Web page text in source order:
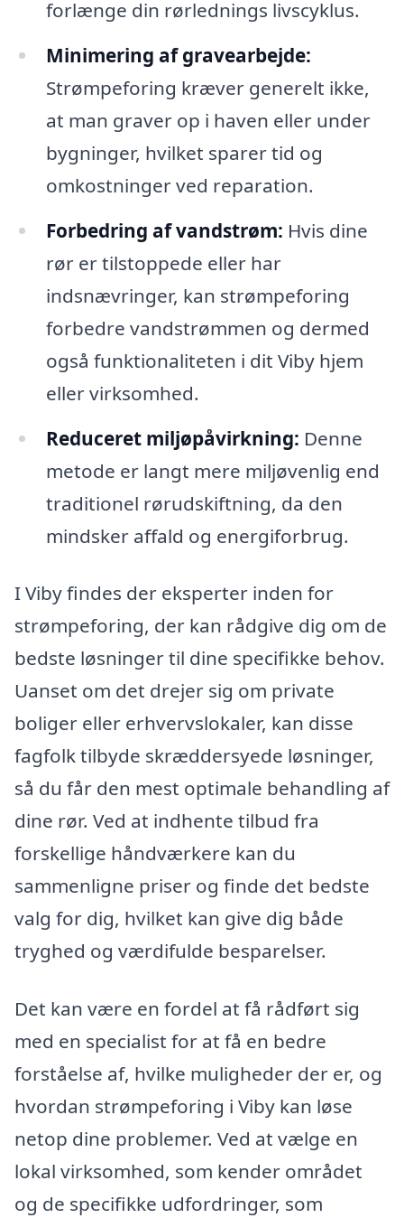
forlænge din rørlednings livscyklus.
Minimering af gravearbejde:
Strømpeforing kræver generelt ikke,
at man graver op i haven eller under
bygninger, hvilket sparer tid og
omkostninger ved reparation.
Forbedring af vandstrøm: Hvis dine
rør er tilstoppede eller har
indsnævringer, kan strømpeforing
forbedre vandstrømmen og dermed
også funktionaliteten i dit Viby hjem
eller virksomhed.
Reduceret miljøpåvirkning: Denne
metode er langt mere miljøvenlig end
traditionel rørudskiftning, da den
mindsker affald og energiforbrug.
I Viby findes der eksperter inden for
strømpeforing, der kan rådgive dig om de
bedste løsninger til dine specifikke behov.
Uanset om det drejer sig om private
boliger eller erhvervslokaler, kan disse
fagfolk tilbyde skræddersyede løsninger,
så du får den mest optimale behandling af
dine rør. Ved at indhente tilbud fra
forskellige håndværkere kan du
sammenligne priser og finde det bedste
valg for dig, hvilket kan give dig både
tryghed og værdifulde besparelser.
Det kan være en fordel at få rådført sig
med en specialist for at få en bedre
forståelse af, hvilke muligheder der er, og
hvordan strømpeforing i Viby kan løse
netop dine problemer. Ved at vælge en
lokal virksomhed, som kender området
og de specifikke udfordringer, som